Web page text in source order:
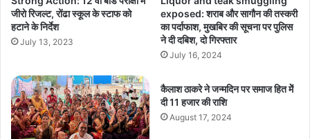
जीरो रिजल्ट, रोंढा स्कूल के स्टाफ को
हटाने के निर्देश
July 13, 2023
exposed: शराब और सागौन की तस्करी
का पर्दाफाश, मुखबिर की सूचना पर पुलिस
ने दी दबिश, दो गिरफ्तार
July 16, 2024
कैलाश ठाकरे ने जन्मदिन पर समाज हित मेें
दी 11 हजार की राशि
August 17, 2024